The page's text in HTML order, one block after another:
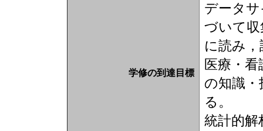
学修の到達目標
データ
づいて
に読み
医療・
の知識
る。
統計的